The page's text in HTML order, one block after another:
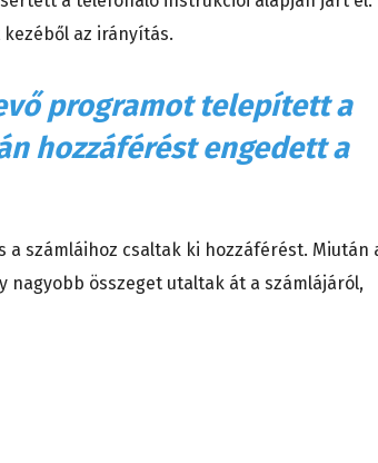
kezéből az irányítás.
programot telepített a
hozzáférést engedett a
számláihoz csaltak ki hozzáférést. Miután
összeget utaltak át a számlájáról,